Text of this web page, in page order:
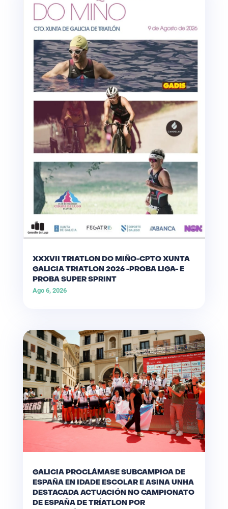
XXXVII TRIATLON DO MIÑO-CPTO XUNTA
GALICIA TRIATLON 2026 -PROBA LIGA- E
PROBA SUPER SPRINT
Ago 6, 2026
GALICIA PROCLÁMASE SUBCAMPIOA DE
ESPAÑA EN IDADE ESCOLAR E ASINA UNHA
DESTACADA ACTUACIÓN NO CAMPIONATO
DE ESPAÑA DE TRÍATLON POR